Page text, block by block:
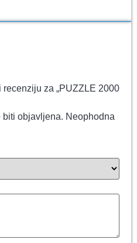
za „PUZZLE 2000
biti objavljena. Neophodna